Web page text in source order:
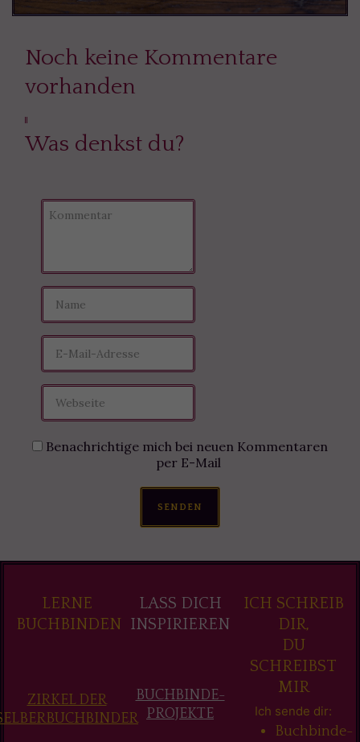
Noch keine Kommentare
vorhanden
Was denkst du?
Benachrichtige mich bei neuen Kommentaren
per E-Mail
SENDEN
LERNE
BUCHBINDEN
ZIRKEL DER
LASS DICH
INSPIRIEREN
BUCHBINDE-
PROJEKTE
ICH SCHREIB
DIR,
DU
SCHREIBST
MIR
Ich sende dir:
Buchbinde-